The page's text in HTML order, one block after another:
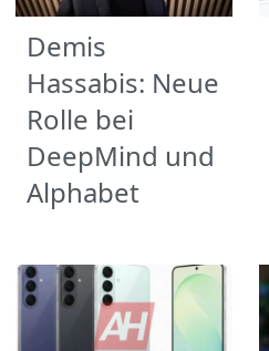
Demis
Hassabis: Neue
Rolle bei
DeepMind und
Alphabet